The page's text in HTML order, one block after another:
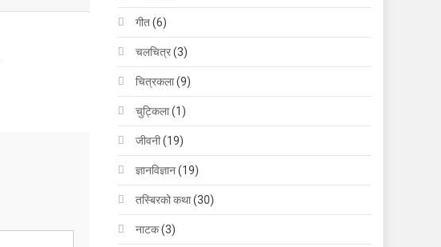
गीत(6)
चलचित्र(3)
चित्रकला(9)
चुट्किला(1)
जीवनी(19)
ज्ञानविज्ञान(19)
तस्बिरको कथा(30)
नाटक(3)